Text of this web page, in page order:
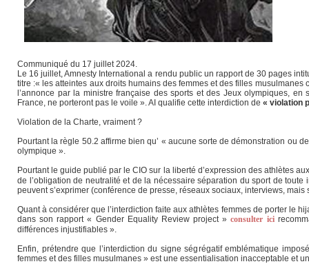
Communiqué du 17 juillet 2024.
Le 16 juillet, Amnesty International a rendu public un rapport de 30 pages
titre :« les atteintes aux droits humains des femmes et des filles
l’annonce par la ministre française des sports et des Jeux olympiques,
France, ne porteront pas le voile ». AI qualifie cette interdiction de « violation
Violation de la Charte, vraiment ?
Pourtant la règle 50.2 affirme bien qu’ « aucune sorte de démonstration ou
olympique ».
Pourtant le guide publié par le CIO sur la liberté d’expression des athlètes
de l’obligation de neutralité et de la nécessaire séparation du sport de
peuvent s’exprimer (conférence de presse, réseaux sociaux, interviews,
Quant à considérer que l’interdiction faite aux athlètes femmes de porter le
dans son rapport « Gender Equality Review project »consulter ici
différences injustifiables ».
Enfin, prétendre que l’interdiction du signe ségrégatif emblématique
femmes et des filles musulmanes » est une essentialisation inacceptable et